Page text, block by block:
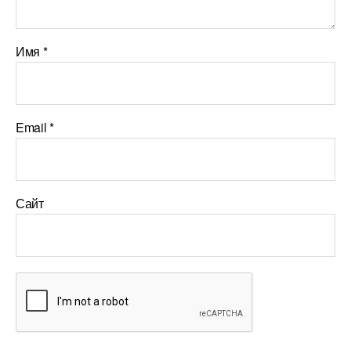
Имя *
Email*
Сайт